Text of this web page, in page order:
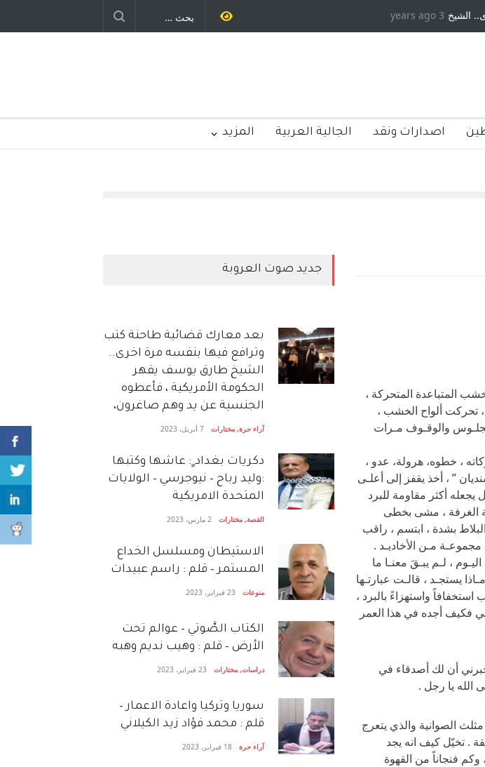
دكريات بغداد ٍ: عاشها وكتبها :وليد رباح – نيوجرسي – الولايات المتحدة
الامريكية
الشيخ
وهم
3 years ago
اصدارات ونقد الجالية العربية المزيد
المتباعدة المتحركة ،
تحركت ألواح الخشب ،
والوقـوف مـرات
، خطوه، هرولة، عدو ،
” ، أخذ يقفز إلى أعلـى
أكثر مقاومة للبرد
الغرفة ، مشى بخطى
بشدة ، ابتسم ، راقب
مجموعـة مـن الأخاديـد .
، لـم يبـقَ معنـا ما
يستجـد ، قالـت عبارتـها
واستهزاءً بالبرد ،
فكيف أجده في هذا العمر
أن لك أصدقاء في
الله يا رجل .
الصوانية والذي يتعرج
. تخيّل كيف انه يجد
فنجاناً من القهوة
جديد صوت العروبة
بعد معارك قضائية طاحنة كتب
وترافع فيها بنفسه مرة اخرى..
الشيخ طارق يوسف يقهر
الحكومة الأمريكية ، فأعطوه
الجنسية عن يد وهم صاغرون،
آراء حرة, مختارات 7 أبريل، 2023
دكريات بغداد ٍ: عاشها وكتبها
:وليد رباح – نيوجرسي – الولايات
المتحدة الامريكية
القصة, مختارات 2 مارس، 2023
الاستيطان ومسلسل الخداع
المستمر – قلم : راسم عبيدات
منوعات 23 فبراير، 2023
الكتاب الصَّوتي – عوالم تحت
الأرض – قلم : وهيب نديم وهبه
دراسات, مختارات 23 فبراير، 2023
سوريا وتركيا واعادة الاعمار –
قلم : محمد فؤاد زيد الكيلاني
آراء حرة 18 فبراير، 2023